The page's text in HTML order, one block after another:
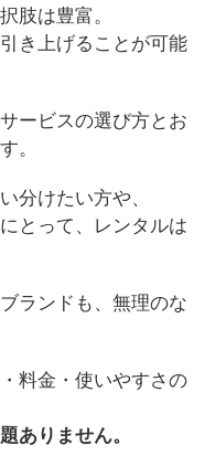
肢は豊富。
き上げることが可能
ービスの選び方とお
。
分けたい方や、
とって、レンタルは
ランドも、無理のな
料金・使いやすさの
ありません。